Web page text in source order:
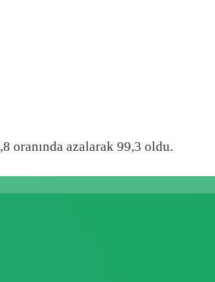
oranında azalarak 99,3 oldu.